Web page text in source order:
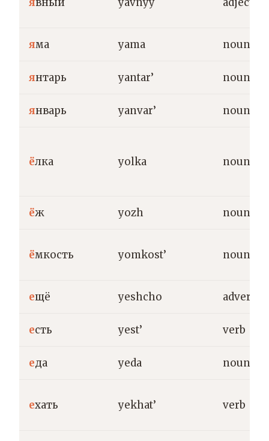
яма yama noun
янтарь yantar’ noun
январь yanvar’ noun
ёлка yolka noun
ёж yozh noun
ёмкость yomkost’ noun
ещё yeshcho adverb
есть yest’ verb
еда yeda noun
ехать yekhat’ verb